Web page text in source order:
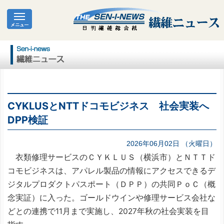
CYKLUSとNTTドコモビジネス 社会実装へ
DPP検証
2026年06月02日 （火曜日）
衣類修理サービスのＣＹＫＬＵＳ（横浜市）とＮＴＴド
コモビジネスは、アパレル製品の情報にアクセスできるデ
ジタルプロダクトパスポート（ＤＰＰ）の共同ＰｏＣ（概
念実証）に入った。ゴールドウインや修理サービス会社な
どとの連携で11月まで実施し、2027年秋の社会実装を目